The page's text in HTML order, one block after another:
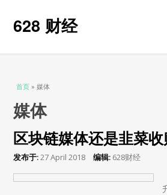
628 财经
当前位置
首页 » 媒体
媒体
区块链媒体还是韭菜收
发布于:27 April 2018 编辑: 628财经